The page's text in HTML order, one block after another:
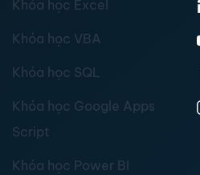
Khóa học Excel
Khóa học VBA
Khóa học SQL
Khóa học Google Apps
Script
Khóa học Power BI